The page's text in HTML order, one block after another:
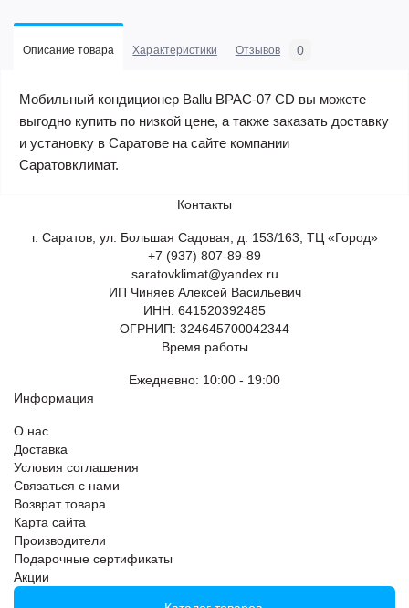
Описание товара Характеристики Отзывов 0
Мобильный кондиционер Ballu BPAC-07 CD вы можете
выгодно купить по низкой цене, а также заказать доставку
и установку в Саратове на сайте компании
Саратовклимат.
Контакты
г. Саратов, ул. Большая Садовая, д. 153/163, ТЦ «Город»
+7 (937) 807-89-89
saratovklimat@yandex.ru
ИП Чиняев Алексей Васильевич
ИНН: 641520392485
ОГРНИП: 324645700042344
Время работы
Ежедневно: 10:00 - 19:00
Информация
О нас
Доставка
Условия соглашения
Связаться с нами
Возврат товара
Карта сайта
Производители
Подарочные сертификаты
Акции